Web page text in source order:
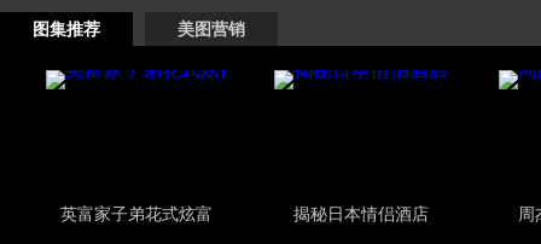
图集推荐 美图营销
英富家子弟花式炫富 揭秘日本情侣酒店 周